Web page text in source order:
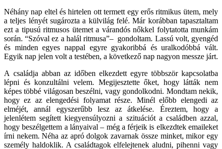
Néhány nap eltel és hirtelen ott termett egy erős ritmikus ütem, mely
a teljes lényét sugározta a külvilág felé. Már korábban tapasztaltam
ezt a tipusú ritmusos ütemet a várandós nőkkel folytatotta munkám
során. “Szóval ez a halál ritmusa”– gondoltam. Lassú volt, gyengéd
és minden egyes nappal egyre gyakoribbá és uralkodóbbá vált.
Egyik nap jelen volt a testében, a következő nap nagyon messze járt.
A családja abban az időben elkezdett egyre többször kapcsolatba
lépni és konzultálni velem. Megijesztette őket, hogy látták nem
képes többé világosan beszélni, vagy gondolkodni. Mondtam nekik,
hogy ez az elengedési folyamat része. Minél előbb elengedi az
elméjét, annál egyszerűbb lesz az átkelése. Éreztem, hogy a
jelenlétem segített kiegyensúlyozni a szituációt a családben azzal,
hogy beszélgettem a lányaival – még a férjeik is elkezdtek emaileket
írni nekem. Néha az apró dolgok zavarnak össze minket, mikor egy
személy haldoklik. A családtagok elfelejtenek aludni, pihenni vagy